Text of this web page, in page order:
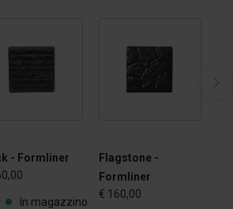
- Formliner
In magazzino
Flagstone -
Formliner
€ 160,00